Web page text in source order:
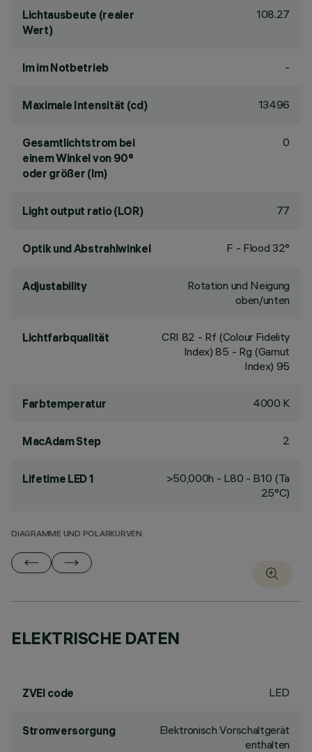
Lichtausbeute (realer
Wert)
108.27
lm im Notbetrieb -
Maximale Intensität (cd) 13496
Gesamtlichtstrom bei
einem Winkel von 90°
oder größer (lm)
0
Light output ratio (LOR) 77
Optik und Abstrahlwinkel F - Flood 32°
Adjustability
Rotation und Neigung
oben/unten
Lichtfarbqualität CRI 82 - Rf (Colour Fidelity
Index) 85 - Rg (Gamut
Index) 95
Farbtemperatur 4000 K
MacAdam Step 2
Lifetime LED 1
>50,000h - L80 - B10 (Ta
25°C)
DIAGRAMME UND POLARKURVEN
ELEKTRISCHE DATEN
ZVEI code LED
Stromversorgung
Elektronisch Vorschaltgerät
enthalten